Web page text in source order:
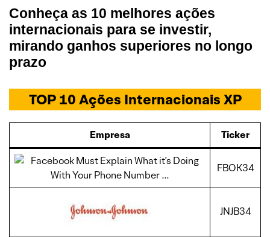
Conheça as 10 melhores ações
internacionais para se investir,
mirando ganhos superiores no longo
prazo
TOP 10 Ações Internacionais XP
Empresa Ticker
FBOK34
JNJB34